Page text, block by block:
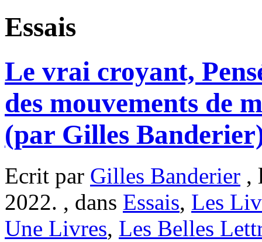
Essais
Le vrai croyant,
des mouvements de
(par Gilles
Ecrit par Gilles Banderier ,
2022. , dans Essais, Les
Une Livres, Les Belles